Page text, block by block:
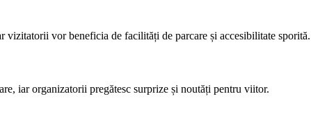
vor beneficia de facilități de parcare și accesibilitate sporită.
iar organizatorii pregătesc surprize și noutăți pentru viitor.